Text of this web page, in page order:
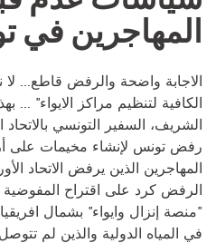
المهاجرين في
الكافية لتنظيم مراكز الايواء" ...
رفض تونس لإنشاء مخيمات على
المهاجرين الذين يرفض الاتحاد
الرفض كرد على اقتراح المفوضية
"منصة إنزال وايواء" بشمال
في المياه الدولية والذين لم